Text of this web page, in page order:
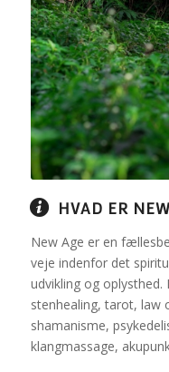
HVAD ER
New Age er en
veje indenfor det
udvikling og
stenhealing, tarot, law
shamanisme,
klangmassage,